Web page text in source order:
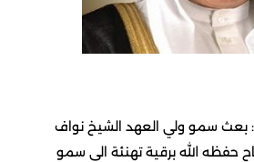
بعث سمو ولي العهد الشيخ نواف
حفظه الله برقية تهنئة الى سمو